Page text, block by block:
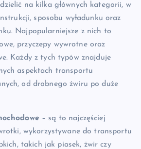
na kilka głównych kategorii, w
sposobu wyładunku oraz
Najpopularniejsze z nich to
przyczepy wywrotne oraz
Każdy z tych typów znajduje
aspektach transportu
od drobnego żwiru po duże
– są to najczęściej
wykorzystywane do transportu
takich jak piasek, żwir czy